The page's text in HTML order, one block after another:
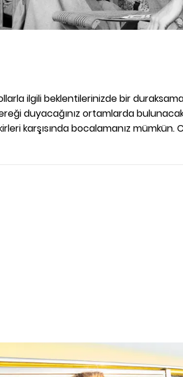
ilgili beklentilerinizde bir
duyacağınız ortamlarda
karşısında bocalamanız